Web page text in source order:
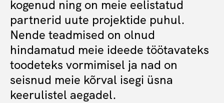
kogenud ning on meie eelistatud
partnerid uute projektide puhul.
Nende teadmised on olnud
hindamatud meie ideede töötavateks
toodeteks vormimisel ja nad on
seisnud meie kõrval isegi üsna
keerulistel aegadel.